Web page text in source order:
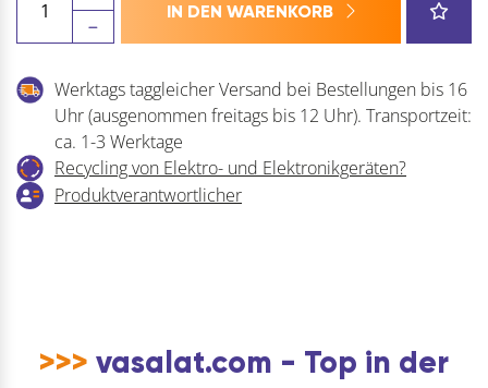
Unterbauleuchte
Ghibli
IR
DualColor
Menge
IN DEN WARENKORB
Werktags taggleicher Versand bei Bestellungen bis 16
Uhr (ausgenommen freitags bis 12 Uhr). Transportzeit:
ca. 1-3 Werktage
Recycling von Elektro- und Elektronikgeräten?
Produktverantwortlicher
>>> vasalat.com - Top in der